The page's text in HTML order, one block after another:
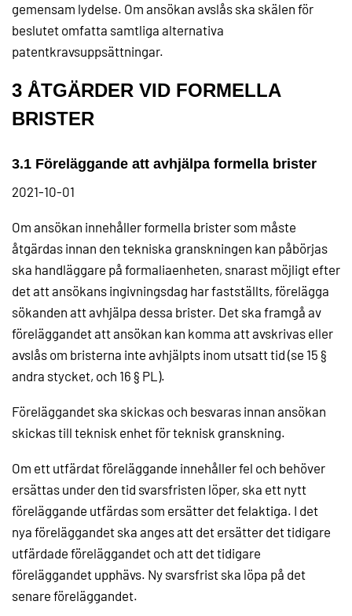
gemensam lydelse. Om ansökan avslås ska skälen för
beslutet omfatta samtliga alternativa
patentkravsuppsättningar.
3 ÅTGÄRDER VID FORMELLA
BRISTER
3.1 Föreläggande att avhjälpa formella brister
2021-10-01
Om ansökan innehåller formella brister som måste
åtgärdas innan den tekniska granskningen kan påbörjas
ska handläggare på formaliaenheten, snarast möjligt efter
det att ansökans ingivningsdag har fastställts, förelägga
sökanden att avhjälpa dessa brister. Det ska framgå av
föreläggandet att ansökan kan komma att avskrivas eller
avslås om bristerna inte avhjälpts inom utsatt tid (se 15 §
andra stycket, och 16 § PL).
Föreläggandet ska skickas och besvaras innan ansökan
skickas till teknisk enhet för teknisk granskning.
Om ett utfärdat föreläggande innehåller fel och behöver
ersättas under den tid svarsfristen löper, ska ett nytt
föreläggande utfärdas som ersätter det felaktiga. I det
nya föreläggandet ska anges att det ersätter det tidigare
utfärdade föreläggandet och att det tidigare
föreläggandet upphävs. Ny svarsfrist ska löpa på det
senare föreläggandet.